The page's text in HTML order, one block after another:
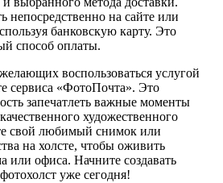
непосредственно на сайте или
банковскую карту. Это
способ оплаты.
воспользоваться услугой
сервиса «ФотоПочта». Это
запечатлеть важные моменты
художественного
свой любимый снимок или
на холсте, чтобы оживить
или офиса. Начните создавать
уже сегодня!